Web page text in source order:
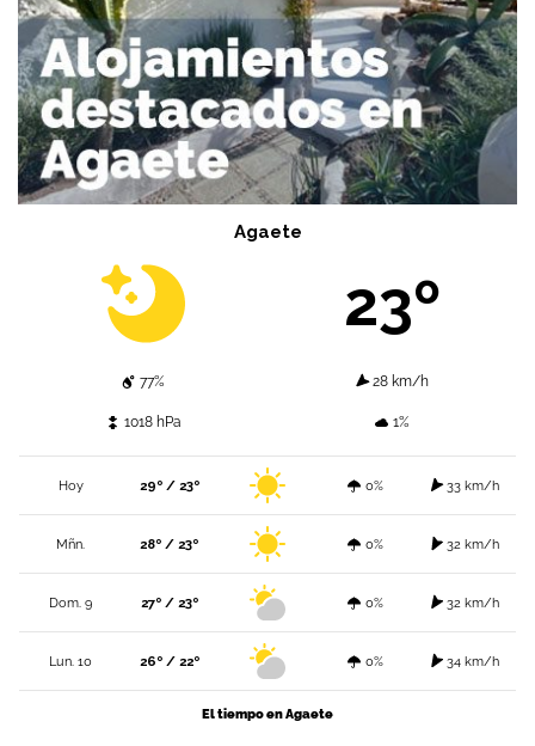
Agaete
23º
77% 28 km/h
1018 hPa 1%
Hoy 29º / 23º 0% 33 km/h
Mñn. 28º / 23º 0% 32 km/h
Dom. 9 27º / 23º 0% 32 km/h
Lun. 10 26º / 22º 0% 34 km/h
El tiempo en Agaete